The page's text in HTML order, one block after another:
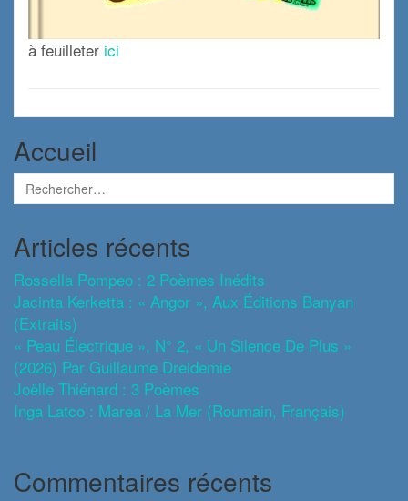
à feuilleter ici
Accueil
Articles récents
Rossella Pompeo : 2 Poèmes Inédits
Jacinta Kerketta : « Angor », Aux Éditions Banyan
(extraits)
« Peau Électrique », N° 2, « Un Silence De Plus »
(2026) Par Guillaume Dreidemie
Joëlle Thiénard : 3 Poèmes
Inga Latco : Marea / La Mer (roumain, Français)
Commentaires récents